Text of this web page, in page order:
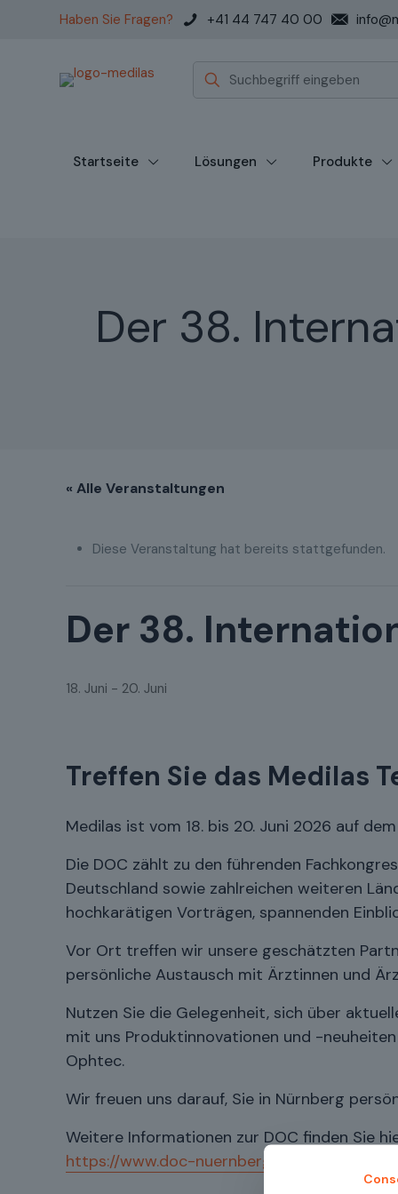
Haben Sie Fragen? +41 44 747 40 00
Startseite Lösungen Produkte
Der 38.
« Alle Veranstaltungen
Diese Veranstaltung hat bereits stattgefunden.
Der 38.
18. Juni - 20. Juni
Treffen Sie das Medilas
Medilas ist vom 18. bis 20. Juni 2026 auf
Die DOC zählt zu den führenden
Deutschland sowie zahlreichen weiteren
hochkarätigen Vorträgen, spannenden
Vor Ort treffen wir unsere geschätzten
persönliche Austausch mit Ärztinnen und
Nutzen Sie die Gelegenheit, sich über
mit uns Produktinnovationen und -
Ophtec.
Wir freuen uns darauf, Sie in Nürnberg
Weitere Informationen zur DOC finden Sie
https://www.doc-nuernberg.de/